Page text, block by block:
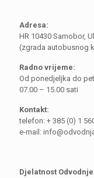
Adresa:
HR 10430 Samobor,
(zgrada autobusnog
Radno vrijeme:
Od ponedjeljka do
07.00 – 15.00 sati
Kontakt:
telefon: + 385 (0) 1
e-mail:
Djelatnost